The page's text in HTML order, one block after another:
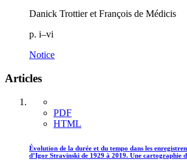
Danick Trottier et François de Médicis
p. i–vi
Notice
Articles
PDF
HTML
Évolution de la durée et du tempo dans les
d’Igor Stravinski de 1929 à 2019. Une cartographie